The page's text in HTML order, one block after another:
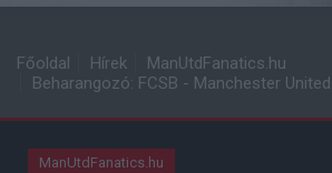
Főoldal Hírek
ManUtdFanatics.hu
Beharangozó: FCSB - Manchester United
ManUtdFanatics.hu